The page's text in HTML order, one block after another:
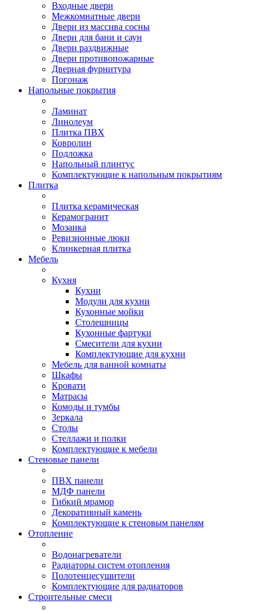
Входные двери
Межкомнатные двери
Двери из массива сосны
Двери для бани и саун
Двери раздвижные
Двери противопожарные
Дверная фурнитура
Погонаж
Напольные покрытия
Ламинат
Линолеум
Плитка ПВХ
Ковролин
Подложка
Напольный плинтус
Комплектующие к напольным покрытиям
Плитка
Плитка керамическая
Керамогранит
Мозаика
Ревизионные люки
Клинкерная плитка
Мебель
Кухня
Кухни
Модули для кухни
Кухонные мойки
Столешницы
Кухонные фартуки
Смесители для кухни
Комплектующие для кухни
Мебель для ванной комнаты
Шкафы
Кровати
Матрасы
Комоды и тумбы
Зеркала
Столы
Стеллажи и полки
Комплектующие к мебели
Стеновые панели
ПВХ панели
МДФ панели
Гибкий мрамор
Декоративный камень
Комплектующие к стеновым панелям
Отопление
Водонагреватели
Радиаторы систем отопления
Полотенцесушители
Комплектующие для радиаторов
Строительные смеси